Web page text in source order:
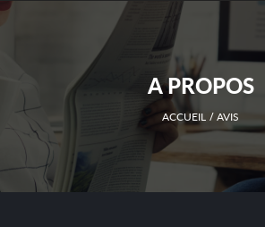
A PROPOS
ACCUEIL AVIS